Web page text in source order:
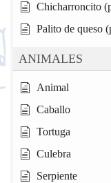
Chicharroncito
Palito de queso
ANIMALES
Animal
Caballo
Tortuga
Culebra
Serpiente